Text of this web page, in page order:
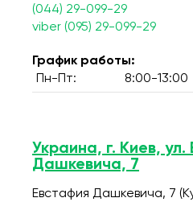
(044) 29-099-29
viber (095) 29-099-29
График работы:
Пн-Пт:
8:00-13:00
Украина, г. Киев, ул.
Дашкевича, 7
Евстафия Дашкевича, 7